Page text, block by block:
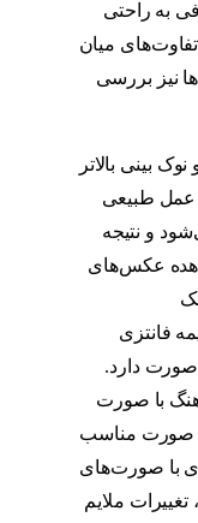
به راحتی
میان
نیز بررسی
بینی بالاتر
عمل طبیعی
و نتیجه
عکس‌های
فانتزی
دارد.
با صورت
صورت مناسب
با صورت‌های
ملایم